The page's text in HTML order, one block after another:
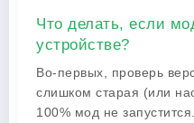
Что делать, если
устройстве?
Во-первых, проверь
слишком старая (или
100% мод не